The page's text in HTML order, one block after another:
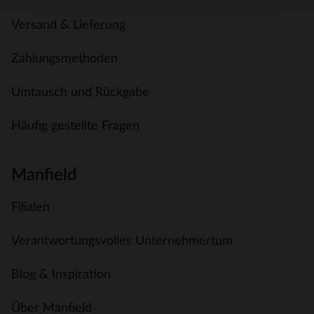
Versand & Lieferung
Zahlungsmethoden
Umtausch und Rückgabe
Häufig gestellte Fragen
Manfield
Filialen
Verantwortungsvolles Unternehmertum
Blog & Inspiration
Über Manfield